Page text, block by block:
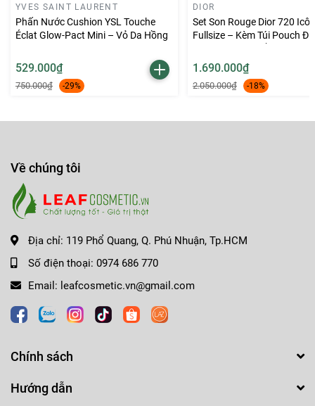
🤎274 Killing Me Softly – Màu Trà Sữa
trộn hài hòa giữa sắc nâu be và chút hồng nhẹ, mang
✔️ Phù hợp với nhiều tông da châu Á.
hoặc thanh lịch.
chiều sâu.
✔️ Phù hợp với undertone trung tính và undertone
ấm.
Sắc son này thích hợp cho môi trường công sở, những
buổi gặp gỡ thường ngày hoặc các dịp cần phong cách
💖 Sản phẩm sở hữu chất
YVES SAINT LAURENT
Phấn Nước Cushion YSL Touche
Éclat Glow-Pact Mini – Vỏ Da Hồng
529.000₫
750.000₫ -29%
DIOR
Set Son Rouge Dior 720
Fullsize – Kèm Túi Pouch
1.690.000₫
2.050.000₫ -18%
Về chúng tôi
Địa chỉ: 119 Phổ Quang, Q. Phú Nhuận, Tp.HCM
Số điện thoại: 0974 686 770
Email: leafcosmetic.vn@gmail.com
Chính sách
Hướng dẫn